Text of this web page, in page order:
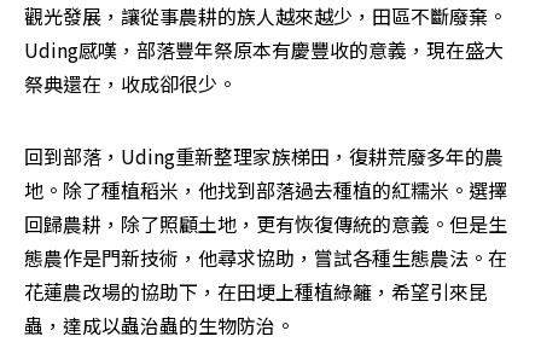
觀光發展，讓從事農耕的族人越來越少，田區不斷廢棄。
Uding感嘆，部落豐年祭原本有慶豐收的意義，現在盛大
祭典還在，收成卻很少。
回到部落，Uding重新整理家族梯田，復耕荒廢多年的農
地。除了種植稻米，他找到部落過去種植的紅糯米。選擇
回歸農耕，除了照顧土地，更有恢復傳統的意義。但是生
態農作是門新技術，他尋求協助，嘗試各種生態農法。在
花蓮農改場的協助下，在田埂上種植綠籬，希望引來昆
蟲，達成以蟲治蟲的生物防治。